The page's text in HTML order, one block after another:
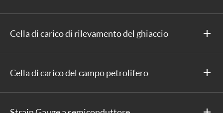
Cella di carico di rilevamento del ghiaccio
Cella di carico del campo petrolifero